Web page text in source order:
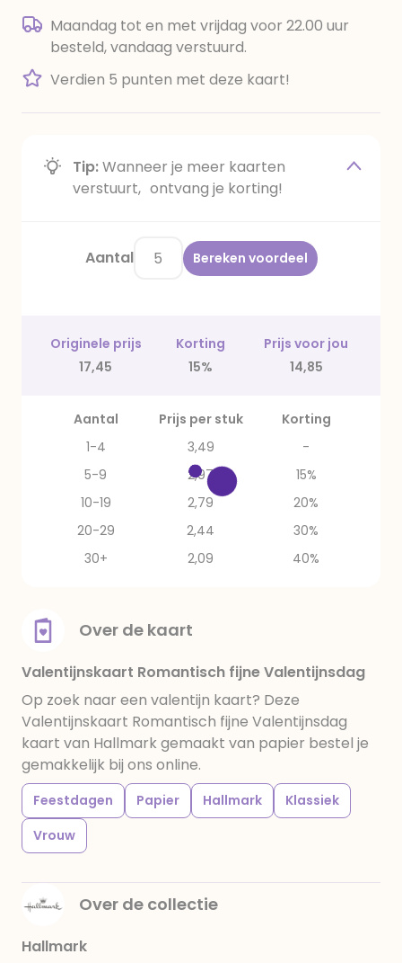
Maandag tot en met vrijdag voor 22.00 uur
besteld, vandaag verstuurd.
Verdien 5 punten met deze kaart!
Tip:Wanneer je meer kaarten
verstuurt, ontvang je korting!
Aantal Bereken voordeel
Originele prijs Korting
Prijs voor jou
17,45
15% 14,85
Aantal Prijs per stuk
Korting
1-4
3,49
-
5-9
2,97
15%
10-19
2,79
20%
20-29
2,44
30%
30+
2,09 40%
Over de kaart
Valentijnskaart Romantisch fijne Valentijnsdag
Op zoek naar een valentijn kaart? Deze
Valentijnskaart Romantisch fijne Valentijnsdag
kaart van Hallmark gemaakt van papier bestel je
gemakkelijk bij ons online.
Feestdagen Papier Hallmark
Klassiek
Vrouw
Over de collectie
Hallmark